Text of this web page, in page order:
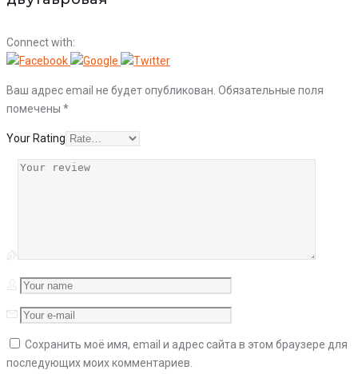
Connect with:
Ваш адрес email не будет опубликован. Обязательные поля
помечены *
Your Rating
Сохранить моё имя, email и адрес сайта в этом браузере для
последующих моих комментариев.